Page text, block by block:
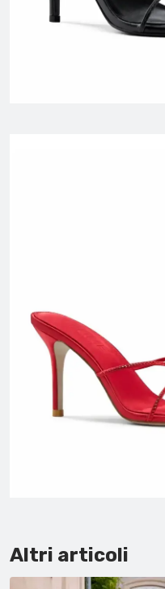
Altri articoli